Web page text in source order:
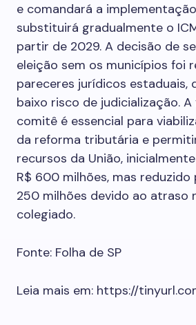
e comandará a
substituirá gradualmente o
partir de 2029. A decisão de
eleição sem os municípios foi
pareceres jurídicos estaduais,
baixo risco de judicialização.
comitê é essencial para
da reforma tributária e
recursos da União,
R$ 600 milhões, mas reduzido
250 milhões devido ao atraso
colegiado.
Fonte: Folha de SP
Leia mais em: https://